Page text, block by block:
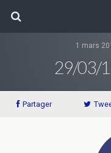
1 mars
29/03/
Partager